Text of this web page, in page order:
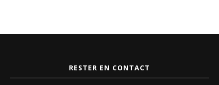
RESTER EN CONTACT